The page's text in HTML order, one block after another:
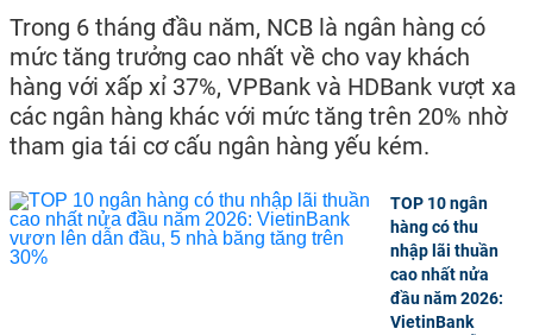
Trong 6 tháng đầu năm, NCB là ngân hàng có
mức tăng trưởng cao nhất về cho vay khách
hàng với xấp xỉ 37%, VPBank và HDBank vượt xa
các ngân hàng khác với mức tăng trên 20% nhờ
tham gia tái cơ cấu ngân hàng yếu kém.
TOP 10 ngân
hàng có thu
nhập lãi thuần
cao nhất nửa
đầu năm 2026:
VietinBank